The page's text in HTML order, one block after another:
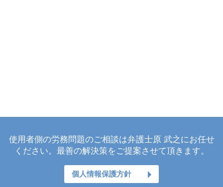
使用者側の労務問題のご相談は弁護士原 武之にお任せ
ください。最善の解決策をご提案させて頂きます。
個人情報保護方針